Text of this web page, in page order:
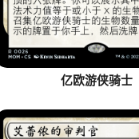
亿欧游侠骑士